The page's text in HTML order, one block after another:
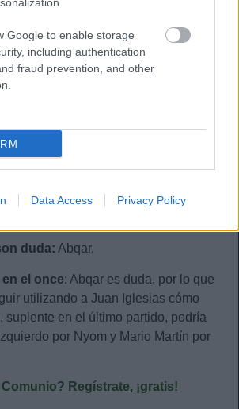
Google to enable storage
including authentication
fraud prevention, and other
Data Access Privacy Policy
KIKO FEMENIA
duda: Abqar.
el once: Abqar es duda, por lo que
utilizando a Juan Iglesias cómo
suplente en el último partido, podría
por Nyom y Mario Martín por
Regístrate, ¡gratis!